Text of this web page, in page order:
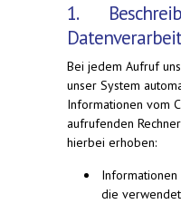
1.
Bei jedem Aufruf
unser System
Informationen vom
aufrufenden
hierbei erhoben:
die